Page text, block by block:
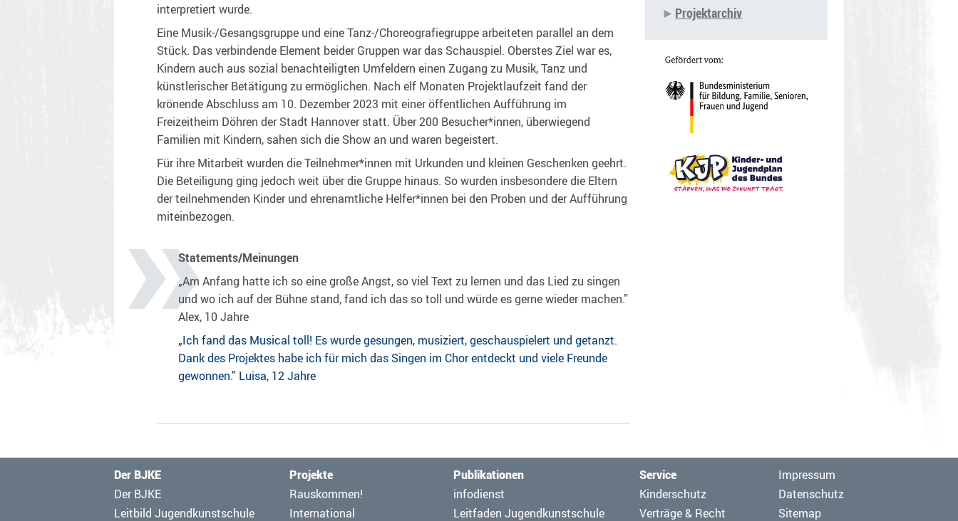
interpretiert wurde.
Eine Musik-/Gesangsgruppe und eine Tanz-/Choreografiegruppe arbeiteten parallel an dem
Stück. Das verbindende Element beider Gruppen war das Schauspiel. Oberstes Ziel war es,
Kindern auch aus sozial benachteiligten Umfeldern einen Zugang zu Musik, Tanz und
künstlerischer Betätigung zu ermöglichen. Nach elf Monaten Projektlaufzeit fand der
krönende Abschluss am 10. Dezember 2023 mit einer öffentlichen Aufführung im
Freizeitheim Döhren der Stadt Hannover statt. Über 200 Besucher*innen, überwiegend
Familien mit Kindern, sahen sich die Show an und waren begeistert.
Für ihre Mitarbeit wurden die Teilnehmer*innen mit Urkunden und kleinen Geschenken geehrt.
Die Beteiligung ging jedoch weit über die Gruppe hinaus. So wurden insbesondere die Eltern
der teilnehmenden Kinder und ehrenamtliche Helfer*innen bei den Proben und der Aufführung
miteinbezogen.
Statements/Meinungen
„Am Anfang hatte ich so eine große Angst, so viel Text zu lernen und das Lied zu singen
und wo ich auf der Bühne stand, fand ich das so toll und würde es gerne wieder machen.”
Alex, 10 Jahre
„Ich fand das Musical toll! Es wurde gesungen, musiziert, geschauspielert und getanzt.
Dank des Projektes habe ich für mich das Singen im Chor entdeckt und viele Freunde
gewonnen.” Luisa, 12 Jahre
Projektarchiv
Der BJKE
Navigation
überspringen
Der BJKE
Leitbild Jugendkunstschule
Projekte
Navigation
überspringen
Rauskommen!
International
Publikationen
Navigation
überspringen
infodienst
Leitfaden Jugendkunstschule
Service
Navigation
Kinderschutz
Verträge & Recht
Navigation
überspringen
Impressum
Datenschutz
Sitemap